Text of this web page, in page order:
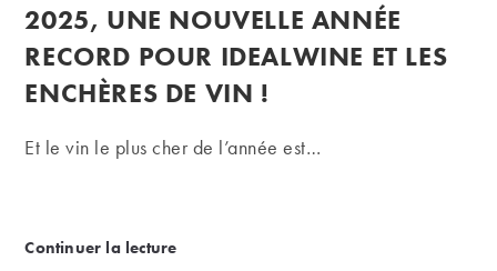
la
publication :
2025, UNE NOUVELLE ANNÉE
RECORD POUR IDEALWINE ET LES
ENCHÈRES DE VIN !
Et le vin le plus cher de l’année est…
Continuer la lecture2025, une nouvelle année record pour iDealwine